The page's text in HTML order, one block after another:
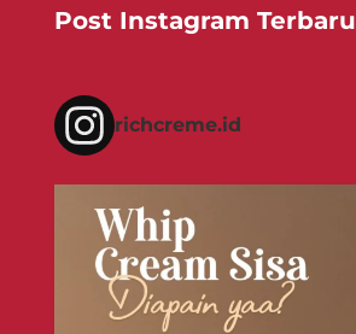
Post Instagram Terbaru
richcreme.id